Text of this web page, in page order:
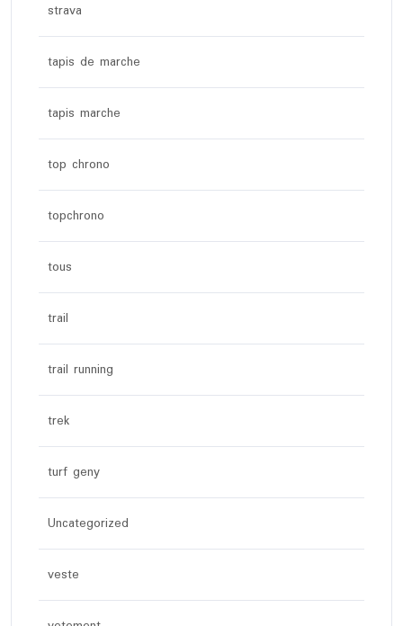
strava
tapis de marche
tapis marche
top chrono
topchrono
tous
trail
trail running
trek
turf geny
Uncategorized
veste